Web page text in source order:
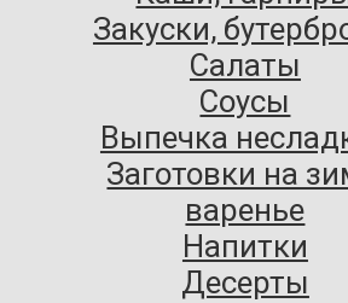
Закуски,
Салаты
Соусы
Выпечка
Заготовки на
варенье
Напитки
Десерты